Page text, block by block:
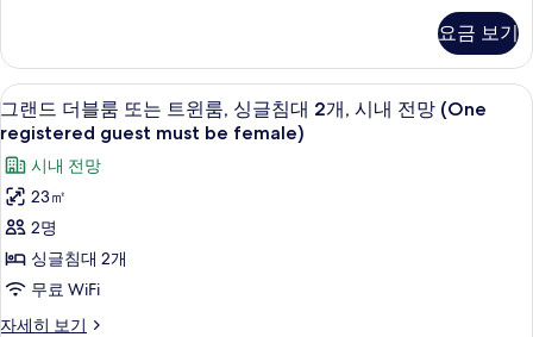
female)
사
진
모
두
보
기
must
be
female)
자
세
히
보
기
be
female)
사
진
모
두
보
기
블
룸
(One
registered
guest
must
be
female)
자
세
보
기
요금 보기
그
랜
드
더
블
룸
또
는
그랜드 더블룸 또는 트윈룸, 싱글침대
7
그랜드 더블룸 또는 트윈룸, 싱글침대 2개, 시내 전망 (One
registered guest must be female)
시내 전망
23㎡
2명
싱글침대 2개
무료 WiFi
자세히 보기
그